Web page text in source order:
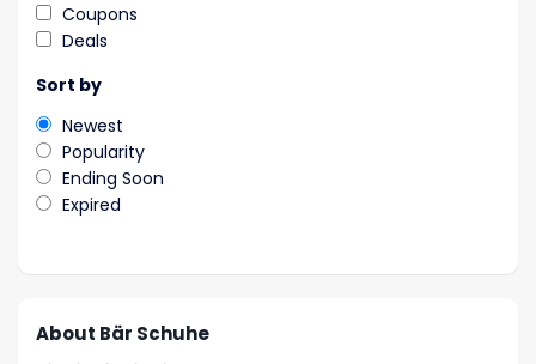
Coupons
Deals
Sort by
Newest
Popularity
Ending Soon
Expired
About Bär Schuhe